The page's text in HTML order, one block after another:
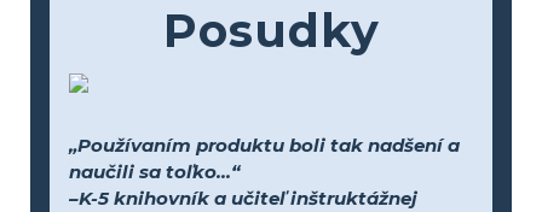
Posudky
„Používaním produktu boli tak nadšení a
naučili sa toľko...“
–K-5 knihovník a učiteľ inštruktážnej